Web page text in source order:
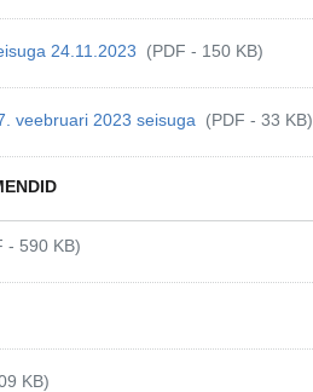
24.11.2023 (PDF - 150 KB)
veebruari 2023 seisuga (PDF - 33 KB)
- 590 KB)
KB)